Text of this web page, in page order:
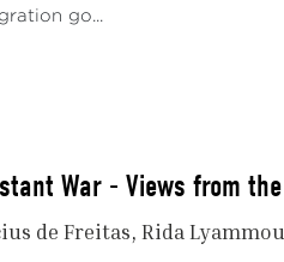
go...
War - Views from
de Freitas Rida